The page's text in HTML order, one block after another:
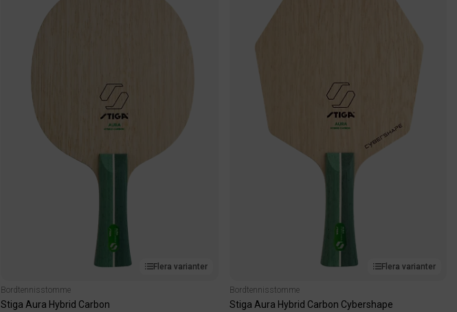
Flera varianter
Bordtennisstomme
Stiga Aura Hybrid Carbon
Flera varianter
Bordtennisstomme
Stiga Aura Hybrid Carbon Cybershape